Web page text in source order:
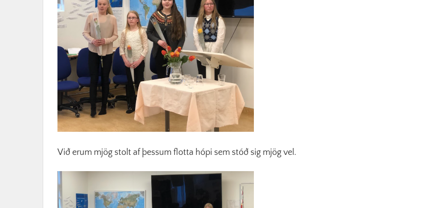
Við erum mjög stolt af þessum flotta hópi sem stóð sig mjög vel.